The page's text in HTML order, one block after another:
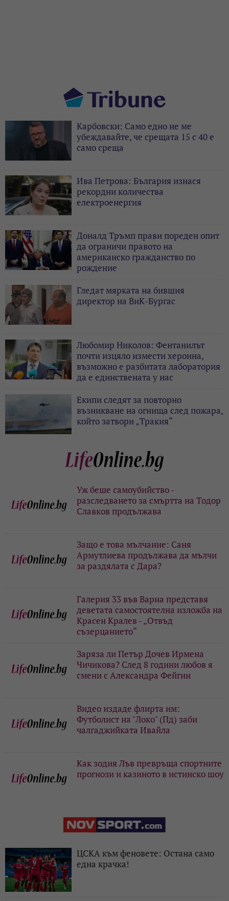
Карбовски: Само едно не ме
убеждавайте, че срещата 15 с 40 е
само среща
Ива Петрова: България изнася
рекордни количества
електроенергия
Доналд Тръмп прави пореден опит
да ограничи правото на
американско гражданство по
рождение
Гледат мярката на бившия
директор на ВиК-Бургас
Любомир Николов: Фентанилът
почти изцяло измести хероина,
възможно е разбитата лаборатория
да е единствената у нас
Екипи следят за повторно
възникване на огнища след пожара,
който затвори „Тракия“
Уж беше самоубийство -
разследването за смъртта на Тодор
Славков продължава
Защо е това мълчание: Саня
Армутлиева продължава да мълчи
за раздялата с Дара?
Галерия 33 във Варна представя
деветата самостоятелна изложба на
Красен Кралев - „Отвъд
съзерцанието“
Заряза ли Петър Дочев Ирмена
Чичикова? След 8 години любов я
смени с Александра Фейгин
Видео издаде флирта им:
Футболист на "Локо" (Пд) заби
чалгаджийката Ивайла
Как зодия Лъв превръща спортните
прогнози и казиното в истинско шоу
ЦСКА към феновете: Остана само
една крачка!